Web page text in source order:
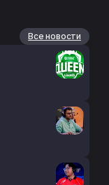
Все новости